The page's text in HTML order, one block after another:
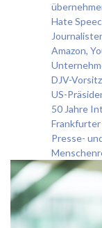
Hate
Amazon,
DJV-
US-
50 Jahre
Frankfurter
Presse-